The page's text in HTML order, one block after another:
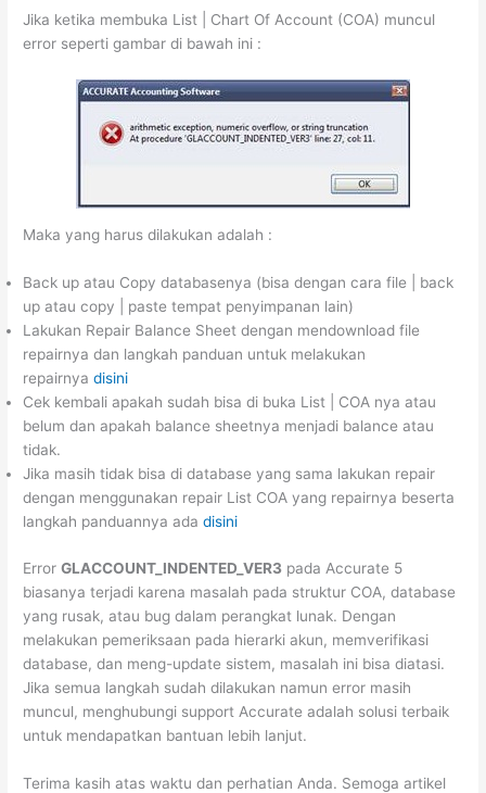
Jika ketika membuka List | Chart Of Account (COA) muncul
error seperti gambar di bawah ini :
Maka yang harus dilakukan adalah :
Back up atau Copy databasenya (bisa dengan cara file | back
up atau copy | paste tempat penyimpanan lain)
Lakukan Repair Balance Sheet dengan mendownload file
repairnya dan langkah panduan untuk melakukan
repairnyadisini
Cek kembali apakah sudah bisa di buka List | COA nya atau
belum dan apakah balance sheetnya menjadi balance atau
tidak.
Jika masih tidak bisa di database yang sama lakukan repair
dengan menggunakan repair List COA yang repairnya beserta
langkah panduannya adadisini
ErrorGLACCOUNT_INDENTED_VER3 pada Accurate 5
biasanya terjadi karena masalah pada struktur COA, database
yang rusak, atau bug dalam perangkat lunak. Dengan
melakukan pemeriksaan pada hierarki akun, memverifikasi
database, dan meng-update sistem, masalah ini bisa diatasi.
Jika semua langkah sudah dilakukan namun error masih
muncul, menghubungi support Accurate adalah solusi terbaik
untuk mendapatkan bantuan lebih lanjut.
Terima kasih atas waktu dan perhatian Anda. Semoga artikel